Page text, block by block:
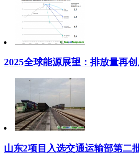
2025全球能源展望：排放量再
山东2项目入选交通运输部第二